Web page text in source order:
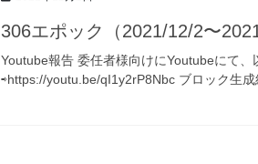
306エポック（2021/12/2〜
Youtube報告 委任者様向けにYoutubeにて
⇨https://youtu.be/qI1y2rP8Nbc ブロック生